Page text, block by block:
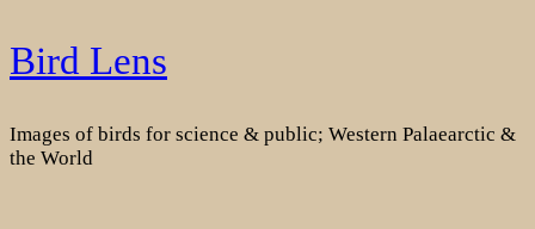
Skip
to
Bird Lens
Images of birds for science & public; Western Palaearctic &
the World